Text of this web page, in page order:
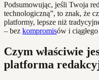
Podsumowując, jeśli Twoja
technologiczną”, to znak, że
platformy, lepsze niż
– bez kompromisów i
Czym właściwie
platforma